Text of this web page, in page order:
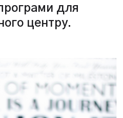
для
центру.